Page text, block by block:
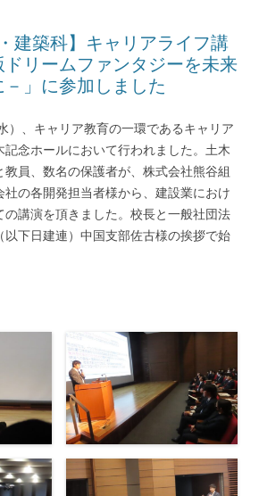
建築科】キャリアライフ講
リームファンタジーを未来
」に参加しました
）、キャリア教育の一環であるキャリア
記念ホールにおいて行われました。土木
員、数名の保護者が、株式会社熊谷組
社の各開発担当者様から、建設業におけ
の講演を頂きました。校長と一般社団法
以下日建連）中国支部佐古様の挨拶で始